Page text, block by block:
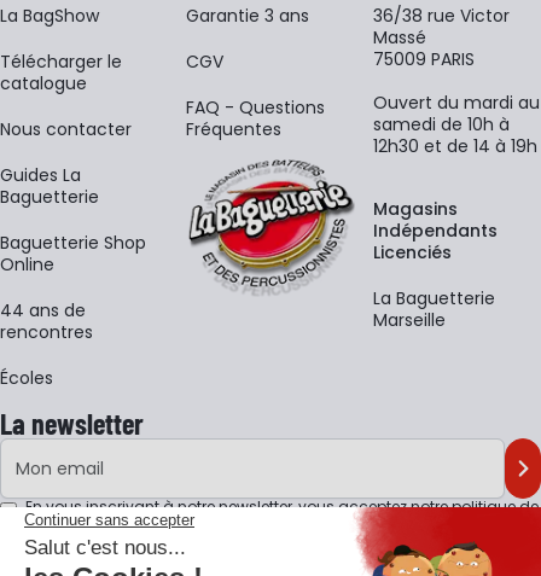
La BagShow
​Télécharger le
catalogue
Nous contacter
Guides La
Baguetterie
Baguetterie Shop
Online
44 ans de
rencontres
Écoles
Garantie 3 ans
CGV
FAQ - Questions
Fréquentes
36/38 rue Victor
Massé
75009 PARIS
Ouvert du mardi au
samedi de 10h à
12h30 et de 14 à 19h
Magasins
Indépendants
Licenciés
La Baguetterie
Marseille
La newsletter
Adresse e-mail
En vous inscrivant à notre newsletter, vous acceptez notrepolitique de
confidentialité.
Retrouvons-nous sur